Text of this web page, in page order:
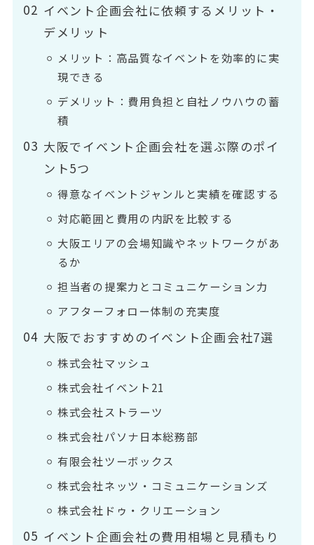
イベント企画会社に依頼するメリット・
デメリット
メリット：高品質なイベントを効率的に実
現できる
デメリット：費用負担と自社ノウハウの蓄
積
大阪でイベント企画会社を選ぶ際のポイ
ント5つ
得意なイベントジャンルと実績を確認する
対応範囲と費用の内訳を比較する
大阪エリアの会場知識やネットワークがあ
るか
担当者の提案力とコミュニケーション力
アフターフォロー体制の充実度
大阪でおすすめのイベント企画会社7選
株式会社マッシュ
株式会社イベント21
株式会社ストラーツ
株式会社パソナ日本総務部
有限会社ツーボックス
株式会社ネッツ・コミュニケーションズ
株式会社ドゥ・クリエーション
イベント企画会社の費用相場と見積もり